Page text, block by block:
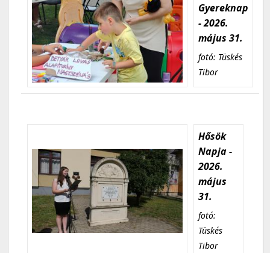
Gyereknap
- 2026.
május 31.
fotó: Tüskés
Tibor
Hősök
Napja -
2026.
május
31.
fotó:
Tüskés
Tibor